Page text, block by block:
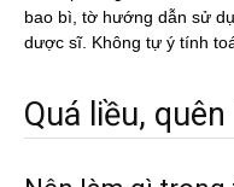
bao bì, tờ hướng dẫn sử
dược sĩ. Không tự ý tính
Quá liều,